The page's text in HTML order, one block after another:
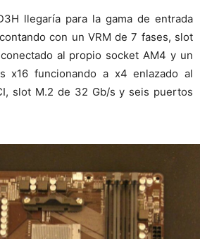
llegaría para la gama de entrada
con un VRM de 7 fases, slot
al propio socket AM4 y un
x16 funcionando a x4 enlazado al
slot M.2 de 32 Gb/s y seis puertos